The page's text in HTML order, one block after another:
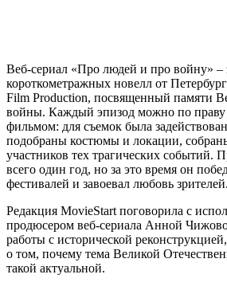
Веб-сериал «Про людей и про войну» –
короткометражных новелл от
Film Production, посвященный памяти
войны. Каждый эпизод можно по
фильмом: для съемок была
подобраны костюмы и локации,
участников тех трагических событий.
всего один год, но за это время он
фестивалей и завоевал любовь зрителей.
Редакция MovieStart поговорила с
продюсером веб-сериала Анной
работы с исторической
о том, почему тема Великой
такой актуальной.